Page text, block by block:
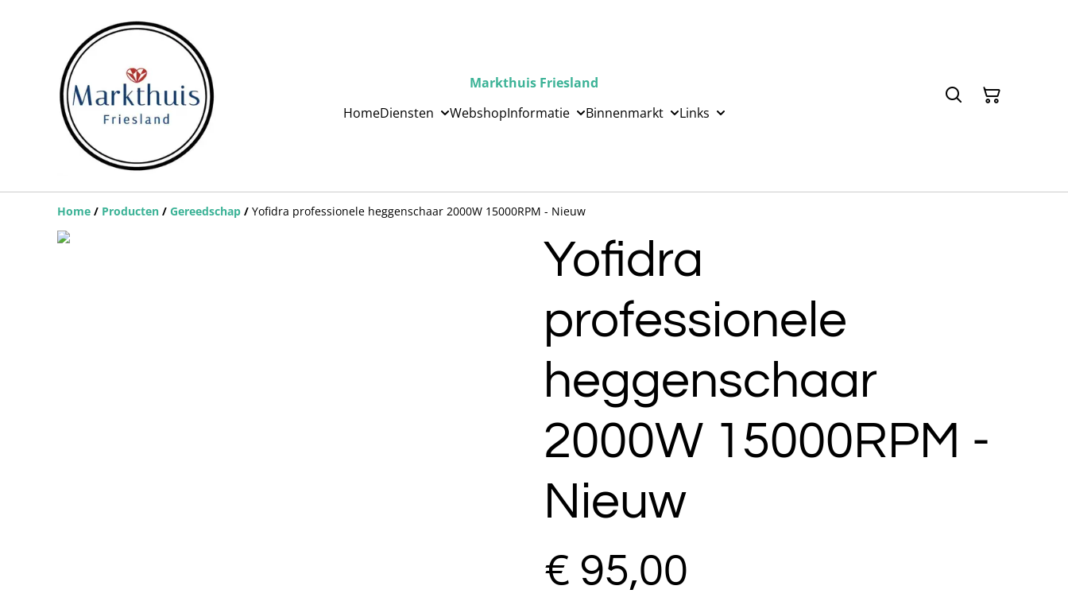
Markthuis Friesland
HomeDiensten WebshopInformatie Binnenmarkt Links
Home / Producten / Gereedschap / Yofidra professionele heggenschaar 2000W 15000RPM - Nieuw
Yofidra
professionele
heggenschaar
2000W 15000RPM -
Nieuw
€ 95,00